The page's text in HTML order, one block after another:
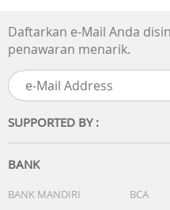
Daftarkan e-Mail Anda
penawaran menarik.
SUPPORTED BY :
BANK
BANK MANDIRI BCA